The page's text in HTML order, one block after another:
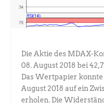
Die Aktie des MDAX-
08. August 2018 bei
Das Wertpapier konnte
August 2018 auf ein
erholen. Die